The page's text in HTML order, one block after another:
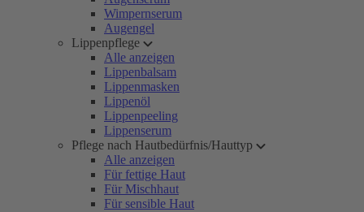
Wimpernserum
Augengel
Lippenpflege
Alle anzeigen
Lippenbalsam
Lippenmasken
Lippenöl
Lippenpeeling
Lippenserum
Pflege nach Hautbedürfnis/Hauttyp
Alle anzeigen
Für fettige Haut
Für Mischhaut
Für sensible Haut